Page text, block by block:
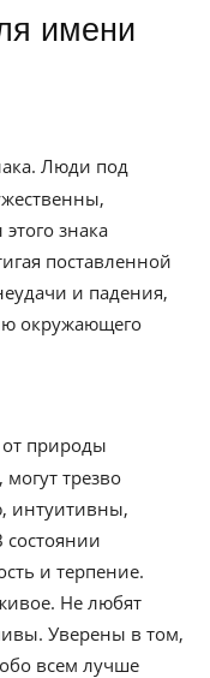
Люди под
знака
поставленной
и падения,
окружающего
от природы
трезво
интуитивны,
и терпение.
Не любят
Уверены в том,
всем лучше